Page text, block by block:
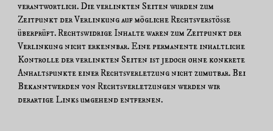
verantwortlich. Die verlinkten Seiten wurden zum
Zeitpunkt der Verlinkung auf mögliche Rechtsverstöße
überprüft. Rechtswidrige Inhalte waren zum Zeitpunkt der
Verlinkung nicht erkennbar. Eine permanente inhaltliche
Kontrolle der verlinkten Seiten ist jedoch ohne konkrete
Anhaltspunkte einer Rechtsverletzung nicht zumutbar. Bei
Bekanntwerden von Rechtsverletzungen werden wir
derartige Links umgehend entfernen.